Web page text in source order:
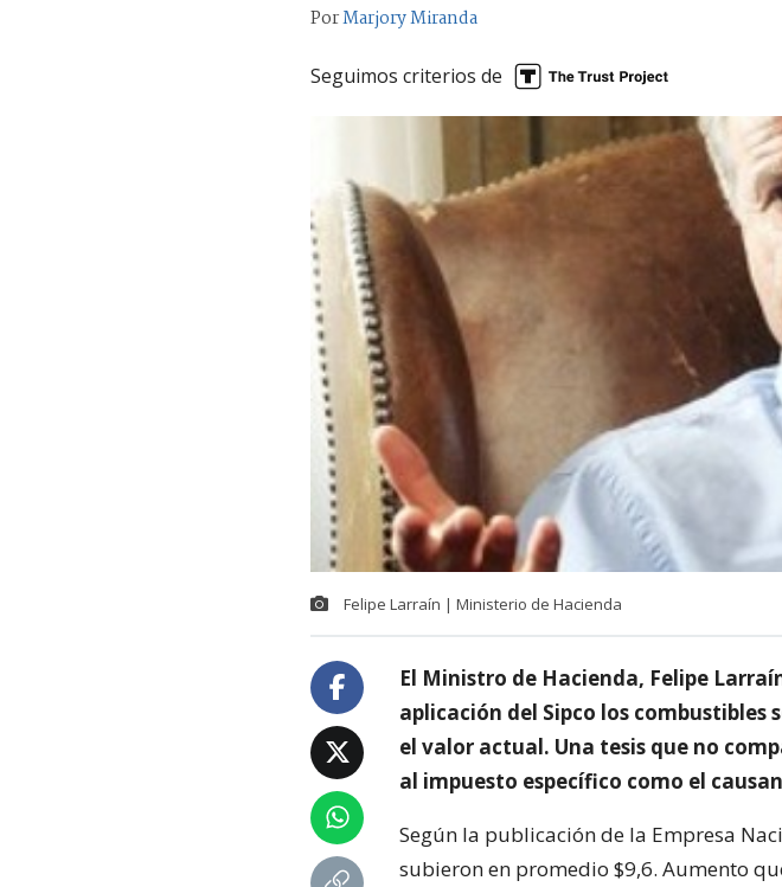
PorMarjory Miranda
Seguimos criterios de
Felipe Larraín | Ministerio de Hacienda
El Ministro de Hacienda, Felipe
aplicación del Sipco los combustibles
el valor actual. Una tesis que no
al impuesto específico como el
Según la publicación de la Empresa
subieron en promedio $9,6. Aumento